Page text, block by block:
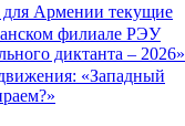
для Армении текущие
филиале РЭУ
диктанта – 2026»
«Западный